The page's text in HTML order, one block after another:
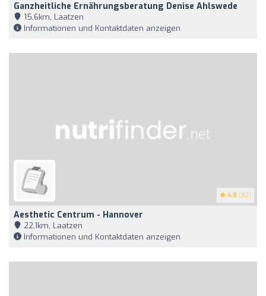
Ganzheitliche Ernährungsberatung Denise Ahlswede
15,6km, Laatzen
Informationen und Kontaktdaten anzeigen
4.8 (82)
Aesthetic Centrum - Hannover
22,1km, Laatzen
Informationen und Kontaktdaten anzeigen